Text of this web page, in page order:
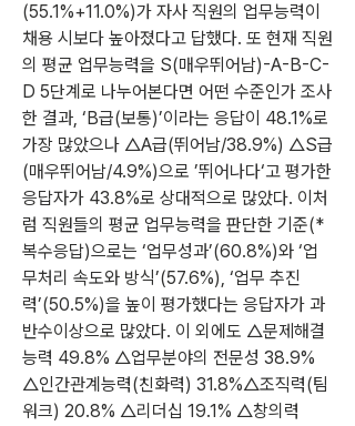
(55.1%+11.0%)가 자사 직원의 업무능력이
채용 시보다 높아졌다고 답했다. 또 현재 직원
의 평균 업무능력을 S(매우뛰어남)-A-B-C-
D 5단계로 나누어본다면 어떤 수준인가 조사
한 결과, ‘B급(보통)’이라는 응답이 48.1%로
가장 많았으나 △A급(뛰어남/38.9%) △S급
(매우뛰어남/4.9%)으로 ’뛰어나다‘고 평가한
응답자가 43.8%로 상대적으로 많았다. 이처
럼 직원들의 평균 업무능력을 판단한 기준(*
복수응답)으로는 ‘업무성과’(60.8%)와 ‘업
무처리 속도와 방식’(57.6%), ‘업무 추진
력’(50.5%)을 높이 평가했다는 응답자가 과
반수이상으로 많았다. 이 외에도 △문제해결
능력 49.8% △업무분야의 전문성 38.9%
△인간관계능력(친화력) 31.8%△조직력(팀
워크) 20.8% △리더십 19.1% △창의력